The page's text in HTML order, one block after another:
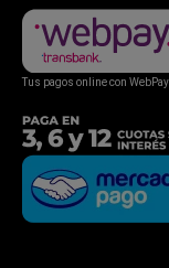
Tus pagos online con WebPay